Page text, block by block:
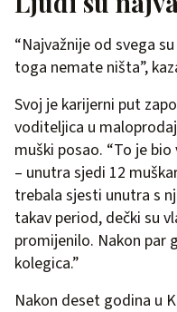
“Najvažnije od svega
toga nemate ništa”,
Svoj je karijerni put
voditeljica u
muški posao. “To je
– unutra sjedi 12
trebala sjesti unutra s
takav period, dečki su
promijenilo. Nakon par
kolegica.”
Nakon deset godina u